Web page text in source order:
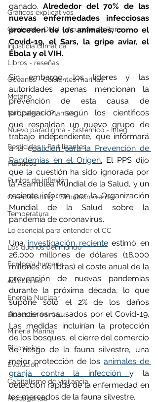
Gráficos explicativos
Gobierno - ONU - Acuerdo de Paris
Injusticia climática
Libros - reseñas
Océanos - Corrientes marinas
Metano
Naturaleza - Plantas
Nuevo paradigma - Sistémico - Integ
Pesticidas - Fertilizantes
Plásticos
Puntos de inflexión
Greenwashing - Simulacro verde
Temperatura
Lo esencial para entender el CC
Los dueños del mundo
Ecología humana
Adicciones
Energía Nuclear
Bienestar animal
Minería Marina
Billonarios
Evolución
Capitalismo de vigilancia
Propaganda
ganado. Alrededor del 70% de las
nuevas enfermedades infecciosas
proceden de los animales, como el
Covid-19, el Sars, la gripe aviar, el
Ébola y el VIH.
Sin embargo, los líderes y las
autoridades apenas mencionan la
prevención de esta causa de
propagación, según los científicos
que respaldan un nuevo grupo de
trabajo independiente, que informará
a la coalición para la Prevención de
Pandemias en el Origen. El PPS dijo
que la cuestión ha sido ignorada por
la Asamblea Mundial de la Salud, y un
reciente informe por la Organización
Mundial de la Salud sobre la
pandemia de coronavirus.
Una investigación reciente estimó en
26.000 millones de dólares (18.000
millones de libras) el coste anual de la
prevención de nuevas pandemias
durante la próxima década, lo que
supone sólo el 2% de los daños
financieros causados por el Covid-19.
Las medidas incluirían la protección
de los bosques, el cierre del comercio
de riesgo de la fauna silvestre, una
mejor protección de los animales de
granja contra la infección y la
detección rápida de la enfermedad en
los mercados de la fauna silvestre.